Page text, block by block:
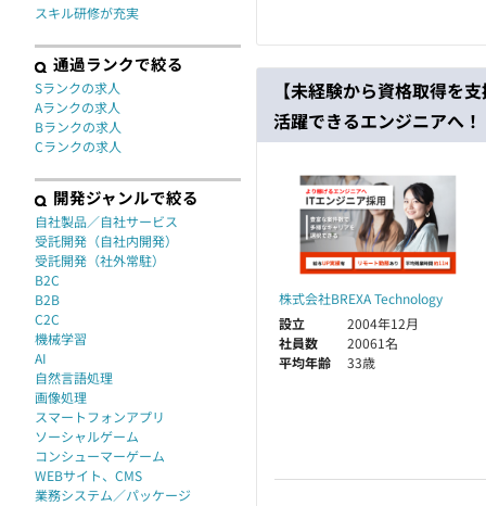
【未経験から資格取得を
活躍できるエンジニアへ！
株式会社BREXA Technology
設立
2004年12月
社員数
20061名
平均年齢
33歳
スキル研修が充実
通過ランクで絞る
Sランクの求人
Aランクの求人
Bランクの求人
Cランクの求人
開発ジャンルで絞る
自社製品／自社サービス
受託開発（自社内開発）
受託開発（社外常駐）
B2C
B2B
C2C
機械学習
AI
自然言語処理
画像処理
スマートフォンアプリ
ソーシャルゲーム
コンシューマーゲーム
WEBサイト、CMS
業務システム／パッケージ